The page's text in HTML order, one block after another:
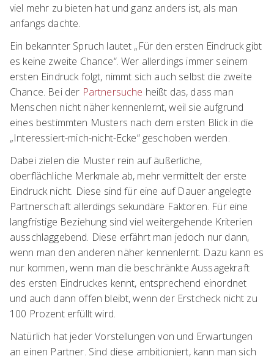
viel mehr zu bieten hat und ganz anders ist, als man
anfangs dachte.
Ein bekannter Spruch lautet „Für den ersten Eindruck gibt
es keine zweite Chance“. Wer allerdings immer seinem
ersten Eindruck folgt, nimmt sich auch selbst die zweite
Chance. Bei der Partnersuche heißt das, dass man
Menschen nicht näher kennenlernt, weil sie aufgrund
eines bestimmten Musters nach dem ersten Blick in die
„Interessiert-mich-nicht-Ecke“ geschoben werden.
Dabei zielen die Muster rein auf äußerliche,
oberflächliche Merkmale ab, mehr vermittelt der erste
Eindruck nicht. Diese sind für eine auf Dauer angelegte
Partnerschaft allerdings sekundäre Faktoren. Für eine
langfristige Beziehung sind viel weitergehende Kriterien
ausschlaggebend. Diese erfährt man jedoch nur dann,
wenn man den anderen näher kennenlernt. Dazu kann es
nur kommen, wenn man die beschränkte Aussagekraft
des ersten Eindruckes kennt, entsprechend einordnet
und auch dann offen bleibt, wenn der Erstcheck nicht zu
100 Prozent erfüllt wird.
Natürlich hat jeder Vorstellungen von und Erwartungen
an einen Partner. Sind diese ambitioniert, kann man sich